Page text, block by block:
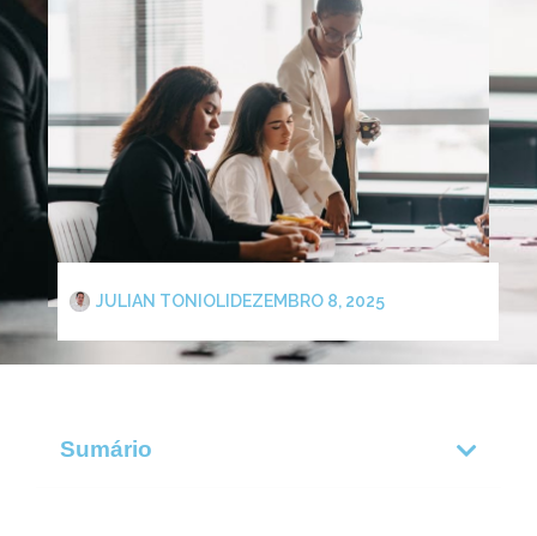
JULIAN TONIOLI DEZEMBRO 8, 2025
Sumário